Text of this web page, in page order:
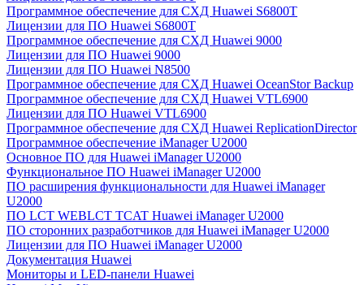
Программное обеспечение для СХД Huawei S6800T
Лицензии для ПО Huawei S6800T
Программное обеспечение для СХД Huawei 9000
Лицензии для ПО Huawei 9000
Лицензии для ПО Huawei N8500
Программное обеспечение для СХД Huawei OceanStor Backup
Программное обеспечение для СХД Huawei VTL6900
Лицензии для ПО Huawei VTL6900
Программное обеспечение для СХД Huawei ReplicationDirector
Программное обеспечение iManager U2000
Основное ПО для Huawei iManager U2000
Функциональное ПО Huawei iManager U2000
ПО расширения функциональности для Huawei iManager
U2000
ПО LCT WEBLCT TCAT Huawei iManager U2000
ПО сторонних разработчиков для Huawei iManager U2000
Лицензии для ПО Huawei iManager U2000
Документация Huawei
Мониторы и LED-панели Huawei